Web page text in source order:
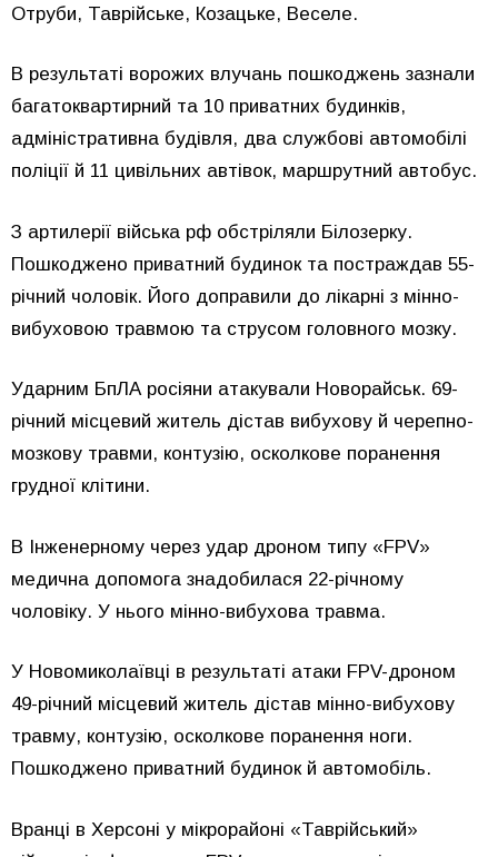
Отруби, Таврійське, Козацьке, Веселе.
В результаті ворожих влучань пошкоджень зазнали
багатоквартирний та 10 приватних будинків,
адміністративна будівля, два службові автомобілі
поліції й 11 цивільних автівок, маршрутний автобус.
З артилерії війська рф обстріляли Білозерку.
Пошкоджено приватний будинок та постраждав 55-
річний чоловік. Його доправили до лікарні з мінно-
вибуховою травмою та струсом головного мозку.
Ударним БпЛА росіяни атакували Новорайськ. 69-
річний місцевий житель дістав вибухову й черепно-
мозкову травми, контузію, осколкове поранення
грудної клітини.
В Інженерному через удар дроном типу «FPV»
медична допомога знадобилася 22-річному
чоловіку. У нього мінно-вибухова травма.
У Новомиколаївці в результаті атаки FPV-дроном
49-річний місцевий житель дістав мінно-вибухову
травму, контузію, осколкове поранення ноги.
Пошкоджено приватний будинок й автомобіль.
Вранці в Херсоні у мікрорайоні «Таврійський»